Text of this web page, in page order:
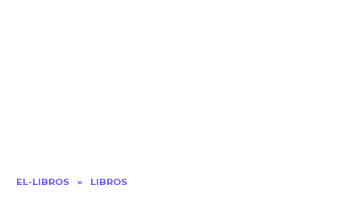
EL-LIBROS » LIBROS